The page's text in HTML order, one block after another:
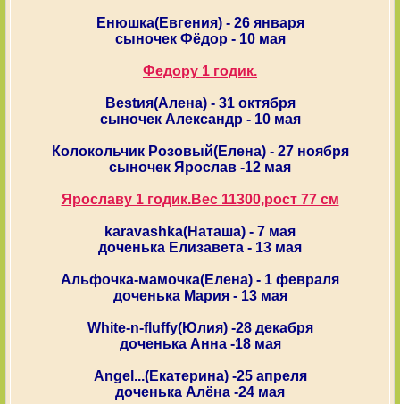
Енюшка(Евгения) - 26 января
сыночек Фёдор - 10 мая
Федору 1 годик.
Bestия(Алена) - 31 октября
сыночек Александр - 10 мая
Колокольчик Розовый(Елена) - 27 ноября
сыночек Ярослав -12 мая
Ярославу 1 годик.Вес 11300,рост 77 см
karavashka(Наташа) - 7 мая
доченька Елизавета - 13 мая
Альфочка-мамочка(Елена) - 1 февраля
доченька Мария - 13 мая
White-n-fluffy(Юлия) -28 декабря
доченька Анна -18 мая
Angel...(Екатерина) -25 апреля
доченька Алёна -24 мая